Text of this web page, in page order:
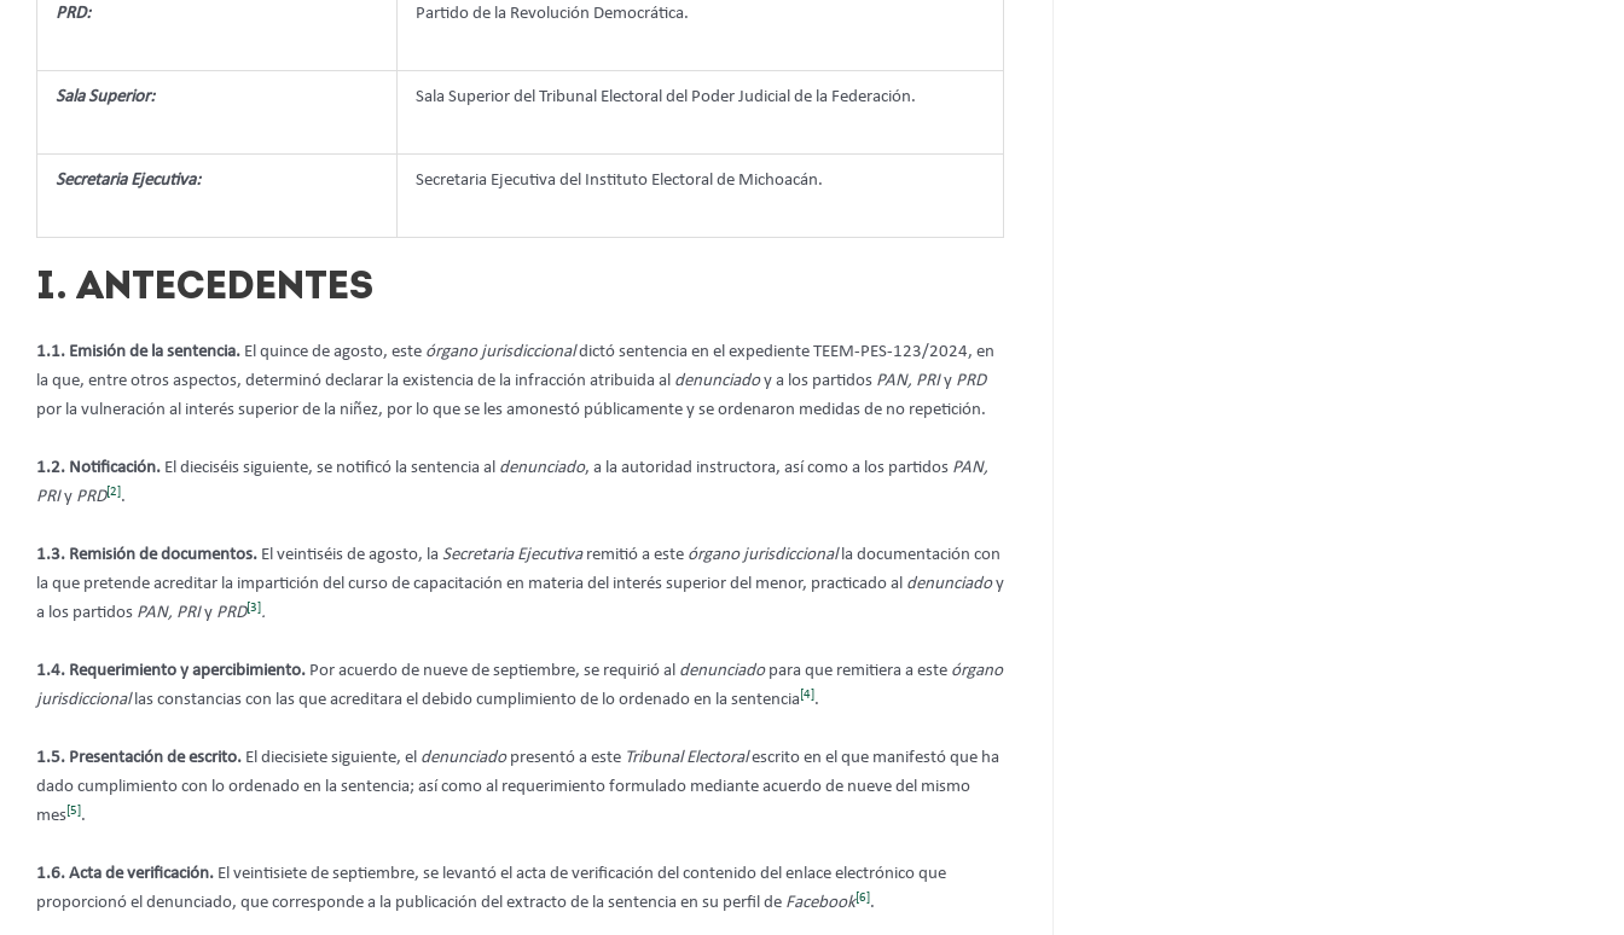
PRD: Partido de la Revolución Democrática.
Sala Superior: Sala Superior del Tribunal Electoral del Poder Judicial de la Federación.
Secretaria Ejecutiva: Secretaria Ejecutiva del Instituto Electoral de Michoacán.
I. ANTECEDENTES
1.1. Emisión de la sentencia. El quince de agosto, este órgano jurisdiccionaldictó sentencia en el expediente TEEM-PES-123/2024, en
la que, entre otros aspectos, determinó declarar la existencia de la infracción atribuida al denunciadoy a los partidos PAN, PRIy PRD
por la vulneración al interés superior de la niñez, por lo que se les amonestó públicamente y se ordenaron medidas de no repetición.
1.2. Notificación. El dieciséis siguiente, se notificó la sentencia al denunciado, a la autoridad instructora, así como a los partidos PAN,
PRIy PRD[2] .
1.3. Remisión de documentos. El veintiséis de agosto, la Secretaria Ejecutivaremitió a este órgano jurisdiccionalla documentación con
la que pretende acreditar la impartición del curso de capacitación en materia del interés superior del menor, practicado al denunciadoy
a los partidos PAN, PRIy PRD[3] .
1.4. Requerimiento y apercibimiento. Por acuerdo de nueve de septiembre, se requirió al denunciadopara que remitiera a este órgano
jurisdiccionallas constancias con las que acreditara el debido cumplimiento de lo ordenado en la sentencia [4] .
1.5. Presentación de escrito. El diecisiete siguiente, el denunciadopresentó a este Tribunal Electoralescrito en el que manifestó que ha
dado cumplimiento con lo ordenado en la sentencia; así como al requerimiento formulado mediante acuerdo de nueve del mismo
mes [5] .
1.6. Acta de verificación. El veintisiete de septiembre, se levantó el acta de verificación del contenido del enlace electrónico que
proporcionó el denunciado, que corresponde a la publicación del extracto de la sentencia en su perfil de Facebook[6] .